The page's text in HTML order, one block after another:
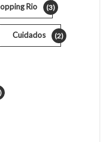
Rio (3)
Cuidados (2)